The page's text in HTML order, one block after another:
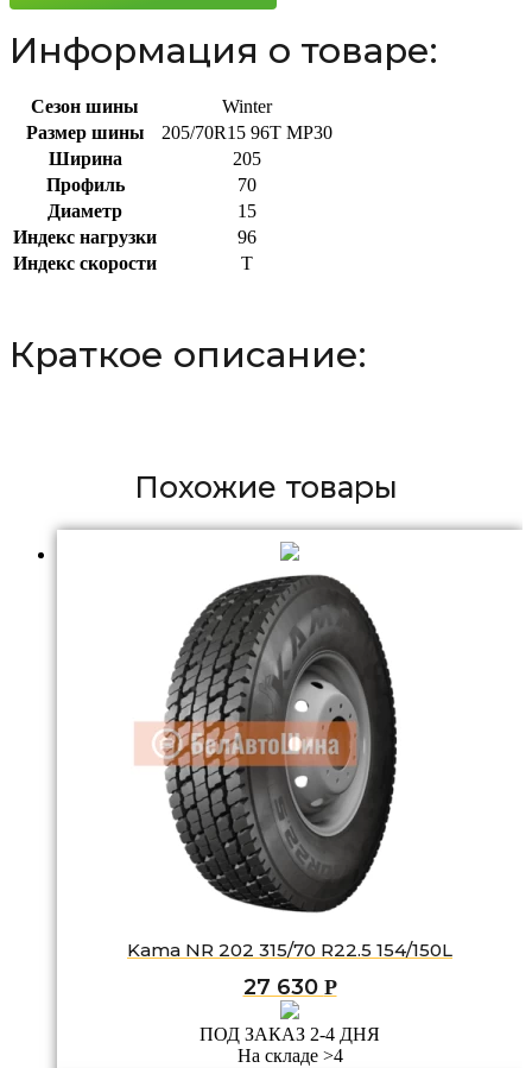
Информация о товаре:
Сезон шины
Winter
Размер шины
205/70R15 96T MP30
Ширина
205
Профиль
70
Диаметр
15
Индекс нагрузки
96
Индекс скорости
T
Краткое описание:
Похожие товары
Kama NR 202 315/70 R22.5 154/150L
27 630 Р
ПОД ЗАКАЗ 2-4 ДНЯ
На складе >4